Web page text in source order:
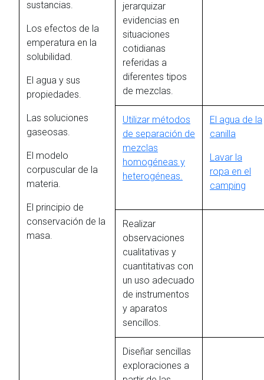
sustancias.
Los efectos de la
emperatura en la
solubilidad.
El agua y sus
propiedades.
Las soluciones
gaseosas.
El modelo
corpuscular de la
materia.
El principio de
conservación de la
masa.
jerarquizar
evidencias en
situaciones
cotidianas
referidas a
diferentes tipos
de mezclas.
Utilizar métodos
de separación de
mezclas
homogéneas y
heterogéneas.
El agua de la
canilla
Lavar la
ropa en el
camping
Realizar
observaciones
cualitativas y
cuantitativas con
un uso adecuado
de instrumentos
y aparatos
sencillos.
Diseñar sencillas
exploraciones a